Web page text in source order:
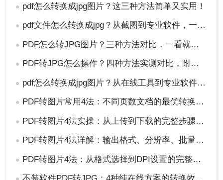
● pdf怎么转换成jpg图片？这三种方法简单又实用！
● pdf文件怎么转换成jpg？从截图到专业软件，一篇讲清楚！
● PDF怎么转JPG图片？三种方法对比，一看就懂！
● PDF转JPG怎么操作？四种方法实测对比，附各场景最优选！
● pdf怎么转换成jpg图片？从在线工具到专业软件，总有一款适合你！
● PDF转图片常用4法：不同页数文档的最优转换路径！
● PDF转图片4法实操：从上传到下载的完整步骤和参数设置！
● PDF转图片4法详解：输出格式、分辨率、批量处理全对比！
● PDF转图片4法：从格式选择到DPI设置的完整操作指南！